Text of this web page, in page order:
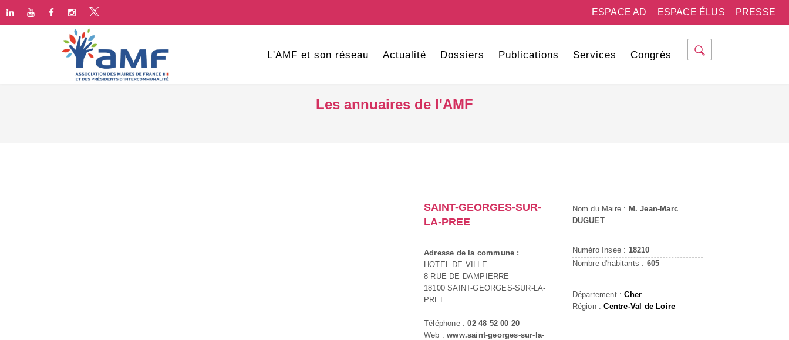
PRESSE
ESPACE ÉLUS
ESPACE AD
L'AMF et son réseau Actualité Dossiers Publications Services Congrès
Les annuaires de l'AMF
SAINT-GEORGES-SUR-
LA-PREE
Adresse de la commune :
HOTEL DE VILLE
8 RUE DE DAMPIERRE
18100 SAINT-GEORGES-SUR-LA-
PREE
Téléphone :02 48 52 00 20
Web :www.saint-georges-sur-la-
Nom du Maire : M. Jean-Marc
DUGUET
Numéro Insee : 18210
Nombre d'habitants : 605
Département :Cher
Région :Centre-Val de Loire